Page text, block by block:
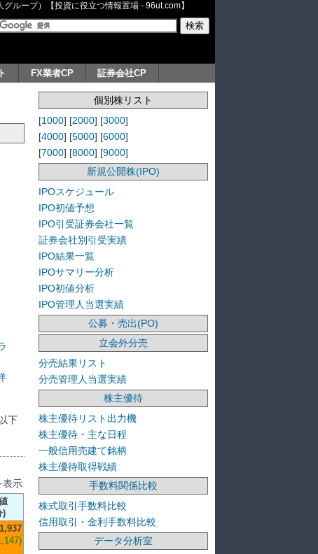
ループ）【投資に役立つ情報置場 - 96ut.com】
FX業者CP 証券会社CP
下
表示
)
1,937
個別株リスト
[1000] [2000] [3000]
[4000] [5000] [6000]
[7000] [8000] [9000]
新規公開株(IPO)
IPOスケジュール
IPO初値予想
IPO引受証券会社一覧
証券会社別引受実績
IPO結果一覧
IPOサマリー分析
IPO初値分析
IPO管理人当選実績
公募・売出(PO)
立会外分売
分売結果リスト
分売管理人当選実績
株主優待
株主優待リスト出力機
株主優待・主な日程
一般信用売建て銘柄
株主優待取得戦績
手数料関係比較
株式取引手数料比較
信用取引・金利手数料比較
データ分析室